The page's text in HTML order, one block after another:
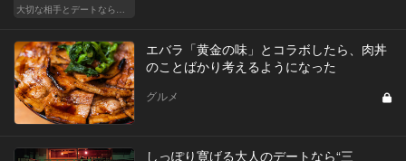
大切な相手とデートなら、ホテルのホスピタリティを味わえるリッチなデート
エバラ「黄金の味」とコラボしたら、肉丼
のことばかり考えるようになった
グルメ
しっぽり寛げる大人のデートなら“三